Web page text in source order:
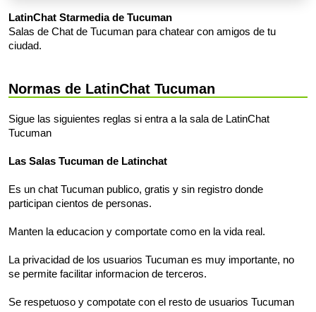
LatinChat Starmedia de Tucuman
Salas de Chat de Tucuman para chatear con amigos de tu
ciudad.
Normas de LatinChat Tucuman
Sigue las siguientes reglas si entra a la sala de LatinChat
Tucuman
Las Salas Tucuman de Latinchat
Es un chat Tucuman publico, gratis y sin registro donde
participan cientos de personas.
Manten la educacion y comportate como en la vida real.
La privacidad de los usuarios Tucuman es muy importante, no
se permite facilitar informacion de terceros.
Se respetuoso y compotate con el resto de usuarios Tucuman